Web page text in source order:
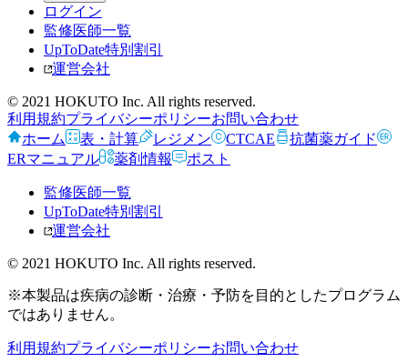
ログイン
監修医師一覧
UpToDate特別割引
運営会社
© 2021 HOKUTO Inc. All rights reserved.
利用規約プライバシーポリシーお問い合わせ
ホーム
表・計算 レジメン CTCAE
抗菌薬ガイド
ERマニュアル
薬剤情報 ポスト
監修医師一覧
UpToDate特別割引
運営会社
© 2021 HOKUTO Inc. All rights reserved.
※本製品は疾病の診断・治療・予防を目的としたプログラム
ではありません。
利用規約プライバシーポリシーお問い合わせ